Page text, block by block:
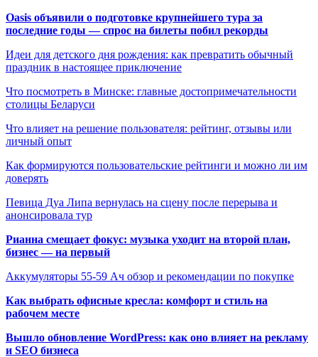
Oasis объявили о подготовке крупнейшего тура за
последние годы — спрос на билеты побил рекорды
Идеи для детского дня рождения: как превратить обычный
праздник в настоящее приключение
Что посмотреть в Минске: главные достопримечательности
столицы Беларуси
Что влияет на решение пользователя: рейтинг, отзывы или
личный опыт
Как формируются пользовательские рейтинги и можно ли им
доверять
Певица Дуа Липа вернулась на сцену после перерыва и
анонсировала тур
Рианна смещает фокус: музыка уходит на второй план,
бизнес — на первый
Аккумуляторы 55-59 Ач обзор и рекомендации по покупке
Как выбрать офисные кресла: комфорт и стиль на
рабочем месте
Вышло обновление WordPress: как оно влияет на рекламу
и SEO бизнеса